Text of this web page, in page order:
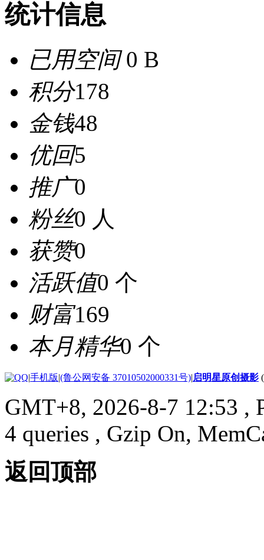
统计信息
已用空间0 B
积分178
金钱48
优回5
推广0
粉丝0 人
获赞0
活跃值0 个
财富169
本月精华0 个
|手机版|(鲁公网安备 37010502000331号)|启明星原创摄影
GMT+8, 2026-8-7 12:53 ,
4 queries , Gzip On,
返回顶部